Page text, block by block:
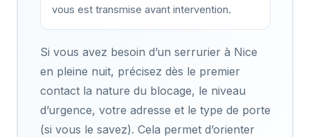
vous est transmise avant intervention.
Si vous avez besoin d’un serrurier à Nice
en pleine nuit, précisez dès le premier
contact la nature du blocage, le niveau
d’urgence, votre adresse et le type de porte
(si vous le savez). Cela permet d’orienter